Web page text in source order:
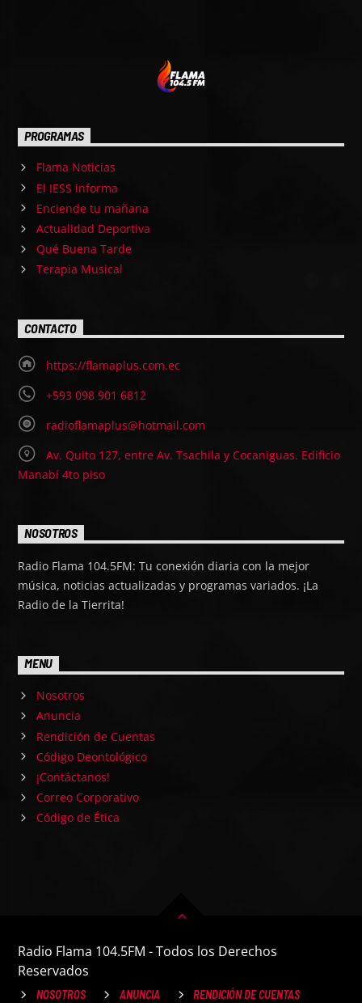
PROGRAMAS
Flama Noticias
El IESS informa
Enciende tu mañana
Actualidad Deportiva
Qué Buena Tarde
Terapia Musical
CONTACTO
https://flamaplus.com.ec
+593 098 901 6812
radioflamaplus@hotmail.com
Av. Quito 127, entre Av. Tsachila y Cocaniguas. Edificio
Manabí 4to piso
NOSOTROS
Radio Flama 104.5FM: Tu conexión diaria con la mejor
música, noticias actualizadas y programas variados. ¡La
Radio de la Tierrita!
MENU
Nosotros
Anuncia
Rendición de Cuentas
Código Deontológico
¡Contáctanos!
Correo Corporativo
Código de Ética
Radio Flama 104.5FM - Todos los Derechos
Reservados
NOSOTROS ANUNCIA RENDICIÓN DE CUENTAS